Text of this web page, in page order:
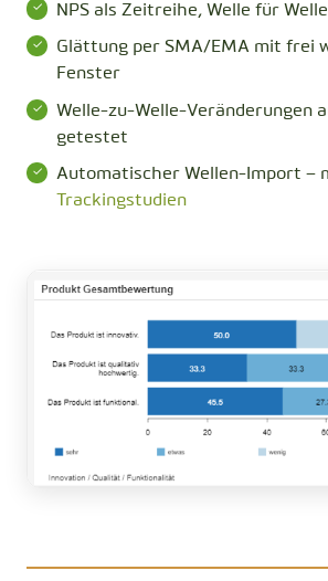
NPS als Zeitreihe, Welle für Welle
Glättung per SMA/EMA mit frei
Fenster
Welle-zu-Welle-Veränderungen
getestet
Automatischer Wellen-Import –
Trackingstudien